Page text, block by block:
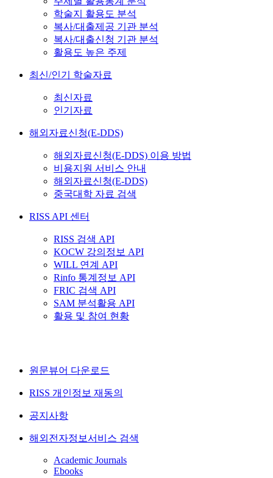
학술지 활용도 분석
복사/대출제공 기관 분석
복사/대출신청 기관 분석
활용도 높은 주제
최신/인기 학술자료
최신자료
인기자료
해외자료신청(E-DDS)
해외자료신청(E-DDS) 이용 방법
비용지원 서비스 안내
해외자료신청(E-DDS)
중국대학 자료 검색
RISS API 센터
RISS 검색 API
KOCW 강의정보 API
WILL 연계 API
Rinfo 통계정보 API
FRIC 검색 API
SAM 분석활용 API
활용 및 참여 현황
원문뷰어 다운로드
RISS 개인정보 재동의
공지사항
해외전자정보서비스 검색
Academic Journals
Ebooks